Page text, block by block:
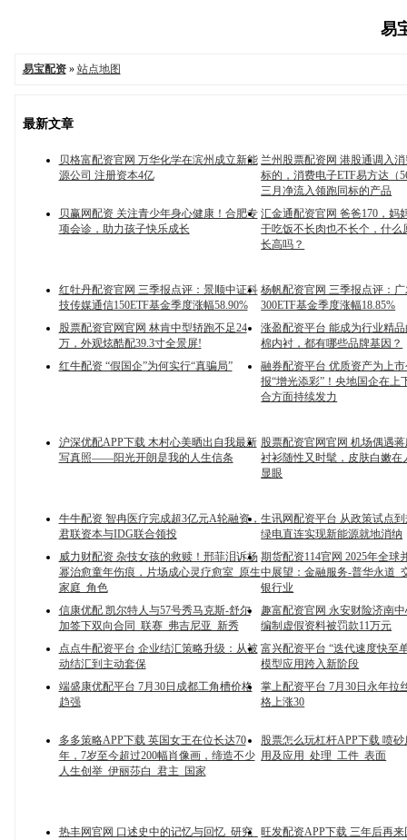
易
易宝配资» 站点地图
最新文章
贝格富配资官网 万华化学在滨州成立新能
源公司 注册资本4亿
兰州股票配资网 港股通调入
标的，消费电子ETF易方达（
三月净流入领跑同标的产品
贝赢网配资 关注青少年身心健康！合肥专
项会诊，助力孩子快乐成长
汇金通配资官网 爸爸170，妈
干吃饭不长肉也不长个，什么
长高吗？
红牡丹配资官网 三季报点评：景顺中证科
技传媒通信150ETF基金季度涨幅58.90%
杨帆配资官网 三季报点评：
300ETF基金季度涨幅18.85%
股票配资官网官网 林肯中型轿跑不足24
万，外观炫酷配39.3寸全景屏!
涨盈配资平台 能成为行业精品
棉内衬，都有哪些品牌基因？
红牛配资 “假国企”为何实行“真骗局”
融券配资平台 优质资产为上
报“增光添彩”！央地国企在上
合方面持续发力
沪深优配APP下载 木村心美晒出自我最新
写真照——阳光开朗是我的人生信条
股票配资官网官网 机场偶遇
衬衫随性又时髦，皮肤白嫩在
显眼
牛牛配资 智冉医疗完成超3亿元A轮融资，
君联资本与IDG联合领投
生讯网配资平台 从政策试点
绿电直连实现新能源就地消纳
威力财配资 杂技女孩的救赎！邢菲泪诉杨
幂治愈童年伤痕，片场成心灵疗愈室_原生
家庭_角色
期货配资114官网 2025年全球
中展望：金融服务-普华永道_
银行业
信康优配 凯尔特人与57号秀马克斯-舒尔
加签下双向合同_联赛_弗吉尼亚_新秀
趣富配资官网 永安财险济南
编制虚假资料被罚款11万元
点点牛配资平台 企业结汇策略升级：从被
动结汇到主动套保
富兴配资平台 “迭代速度快至
模型应用跨入新阶段
端盛康优配平台 7月30日成都工角槽价格
趋强
掌上配资平台 7月30日永年拉
格上涨30
多多策略APP下载 英国女王在位长达70
年，7岁至今超过200幅肖像画，缔造不少
人生创举_伊丽莎白_君主_国家
股票怎么玩杠杆APP下载 喷
用及应用_处理_工件_表面
热丰网官网 口述史中的记忆与回忆_研究_
旺发配资APP下载 三年后再